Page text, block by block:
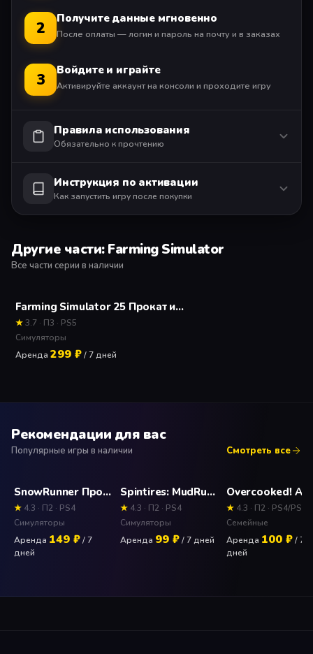
модификациями, сделанными игроками и
протестированными разработчиком, GIANTS Software.
Начните работать на ферме уже сегодня и станьте
преуспевающим фермером!
Сетевая многопользовательская игра (2-6 игрока).
Требуется оплаченная подписка на PlayStation Plus.
2 Получите данные мгновенно
После оплаты — логин и пароль на почту и в заказах
3 Войдите и играйте
Активируйте аккаунт на консоли и проходите игру
Правила использования
Обязательно к прочтению
Инструкция по активации
Как запустить игру после покупки
Другие части: Farming Simulator
Все части серии в наличии
Farming Simulator 25 Прокат и аренда П3 активации игры 7 дней
★3.7 · П3 · PS5
Симуляторы
Аренда 299 ₽/ 7 дней
Рекомендации для вас
Популярные игры в наличии Смотреть все
SnowRunner Прокат и аренда (PS4) игры 7 дней
★ 4.3 · П2 · PS4
Симуляторы
Аренда 149 ₽/ 7
дней
Spintires: MudRunner Прокат и аренда игры 7 дней
★ 4.3 · П2 · PS4
Симуляторы
Аренда 99 ₽/ 7 дней
★ 4.3 · П2 · PS4/PS5
Семейные
Аренда 100 ₽/ 7
дней